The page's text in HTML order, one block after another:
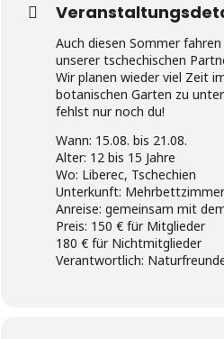
Auch diesen Sommer
unserer tschechischen
Wir planen wieder viel Zeit
botanischen Garten zu
fehlst nur noch du!
Wann: 15.08. bis 21.08.
Alter: 12 bis 15 Jahre
Wo: Liberec, Tschechien
Unterkunft: Mehrbettzimmer
Anreise: gemeinsam mit
Preis: 150 € für Mitglieder
180 € für Nichtmitglieder
Verantwortlich: